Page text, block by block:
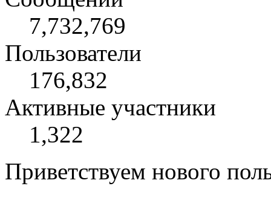
7,732,769
Пользователи
176,832
Активные участники
1,322
Приветствуем нового